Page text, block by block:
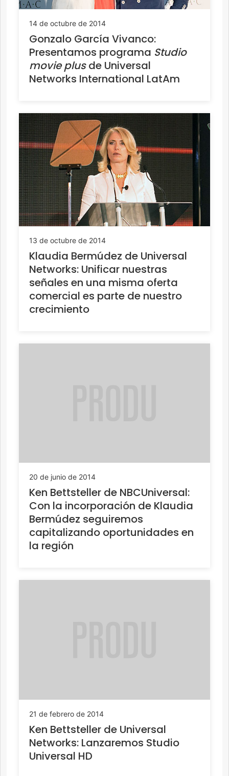
14 de octubre de 2014
Gonzalo García Vivanco:
Presentamos programa Studio
movie plusde Universal
Networks International LatAm
13 de octubre de 2014
Klaudia Bermúdez de Universal
Networks: Unificar nuestras
señales en una misma oferta
comercial es parte de nuestro
crecimiento
20 de junio de 2014
Ken Bettsteller de NBCUniversal:
Con la incorporación de Klaudia
Bermúdez seguiremos
capitalizando oportunidades en
la región
21 de febrero de 2014
Ken Bettsteller de Universal
Networks: Lanzaremos Studio
Universal HD